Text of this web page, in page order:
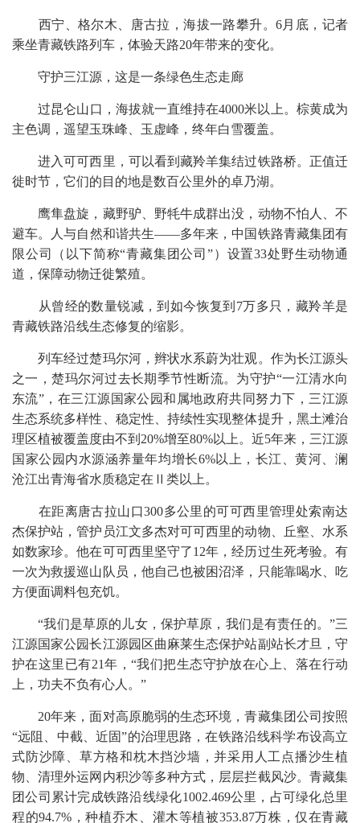
西宁、格尔木、唐古拉，海拔一路攀升。6月底，记者
乘坐青藏铁路列车，体验天路20年带来的变化。
守护三江源，这是一条绿色生态走廊
过昆仑山口，海拔就一直维持在4000米以上。棕黄成为
主色调，遥望玉珠峰、玉虚峰，终年白雪覆盖。
进入可可西里，可以看到藏羚羊集结过铁路桥。正值迁
徙时节，它们的目的地是数百公里外的卓乃湖。
鹰隼盘旋，藏野驴、野牦牛成群出没，动物不怕人、不
避车。人与自然和谐共生——多年来，中国铁路青藏集团有
限公司（以下简称“青藏集团公司”）设置33处野生动物通
道，保障动物迁徙繁殖。
从曾经的数量锐减，到如今恢复到7万多只，藏羚羊是
青藏铁路沿线生态修复的缩影。
列车经过楚玛尔河，辫状水系蔚为壮观。作为长江源头
之一，楚玛尔河过去长期季节性断流。为守护“一江清水向
东流”，在三江源国家公园和属地政府共同努力下，三江源
生态系统多样性、稳定性、持续性实现整体提升，黑土滩治
理区植被覆盖度由不到20%增至80%以上。近5年来，三江源
国家公园内水源涵养量年均增长6%以上，长江、黄河、澜
沧江出青海省水质稳定在Ⅱ类以上。
在距离唐古拉山口300多公里的可可西里管理处索南达
杰保护站，管护员江文多杰对可可西里的动物、丘壑、水系
如数家珍。他在可可西里坚守了12年，经历过生死考验。有
一次为救援巡山队员，他自己也被困沼泽，只能靠喝水、吃
方便面调料包充饥。
“我们是草原的儿女，保护草原，我们是有责任的。”三
江源国家公园长江源园区曲麻莱生态保护站副站长才旦，守
护在这里已有21年，“我们把生态守护放在心上、落在行动
上，功夫不负有心人。”
20年来，面对高原脆弱的生态环境，青藏集团公司按照
“远阻、中截、近固”的治理思路，在铁路沿线科学布设高立
式防沙障、草方格和枕木挡沙墙，并采用人工点播沙生植
物、清理外运网内积沙等多种方式，层层拦截风沙。青藏集
团公司累计完成铁路沿线绿化1002.469公里，占可绿化总里
程的94.7%，种植乔木、灌木等植被353.87万株，仅在青藏